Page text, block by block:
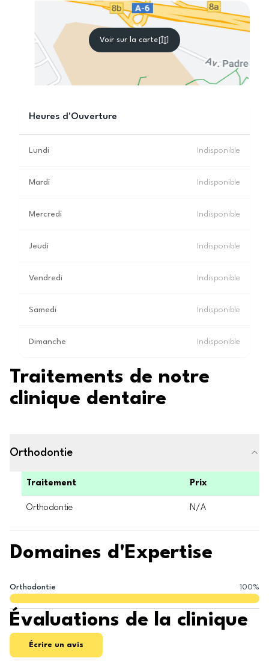
Voir sur la carte
Heures d'Ouverture
Lundi Indisponible
Mardi Indisponible
Mercredi Indisponible
Jeudi Indisponible
Vendredi Indisponible
Samedi Indisponible
Dimanche Indisponible
Traitements de notre
clinique dentaire
Orthodontie
Traitement Prix
Orthodontie N/A
Domaines d'Expertise
Orthodontie 100%
Évaluations de la clinique
Écrire un avis